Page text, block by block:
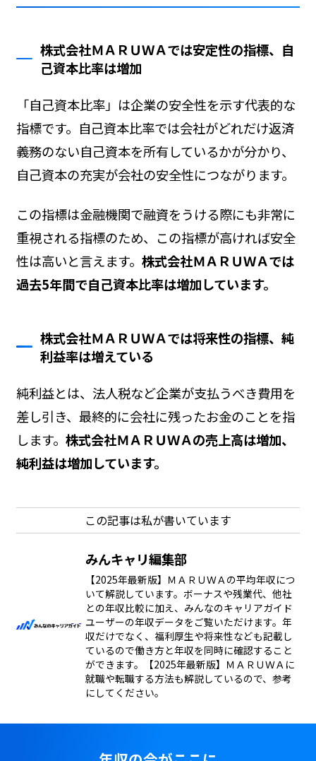
株式会社ＭＡＲＵＷＡでは安定性の指標、自
己資本比率は増加
「自己資本比率」は企業の安全性を示す代表的な
指標です。自己資本比率では会社がどれだけ返済
義務のない自己資本を所有しているかが分かり、
自己資本の充実が会社の安全性につながります。
この指標は金融機関で融資をうける際にも非常に
重視される指標のため、この指標が高ければ安全
性は高いと言えます。 株式会社ＭＡＲＵＷＡでは
過去5年間で自己資本比率は増加しています。
株式会社ＭＡＲＵＷＡでは将来性の指標、純
利益率は増えている
純利益とは、法人税など企業が支払うべき費用を
差し引き、最終的に会社に残ったお金のことを指
します。 株式会社ＭＡＲＵＷＡの売上高は増加、
純利益は増加しています。
この記事は私が書いています
みんキャリ編集部
【2025年最新版】ＭＡＲＵＷＡの平均年収につ
いて解説しています。ボーナスや残業代、他社
との年収比較に加え、みんなのキャリアガイド
ユーザーの年収データをご覧いただけます。年
収だけでなく、福利厚生や将来性なども記載し
ているので働き方と年収を同時に確認すること
ができます。【2025年最新版】ＭＡＲＵＷＡに
就職や転職する方法も解説しているので、参考
にしてください。